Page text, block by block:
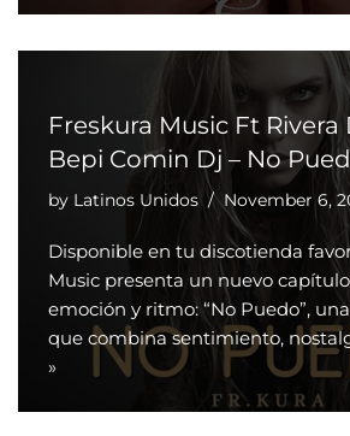
Freskura Music Ft Rivera
Bepi Comin Dj – No
by Latinos Unidos November 6,
Disponible en tu discotienda
Music presenta un nuevo
emoción y ritmo: “No Puedo”,
que combina sentimiento,
»